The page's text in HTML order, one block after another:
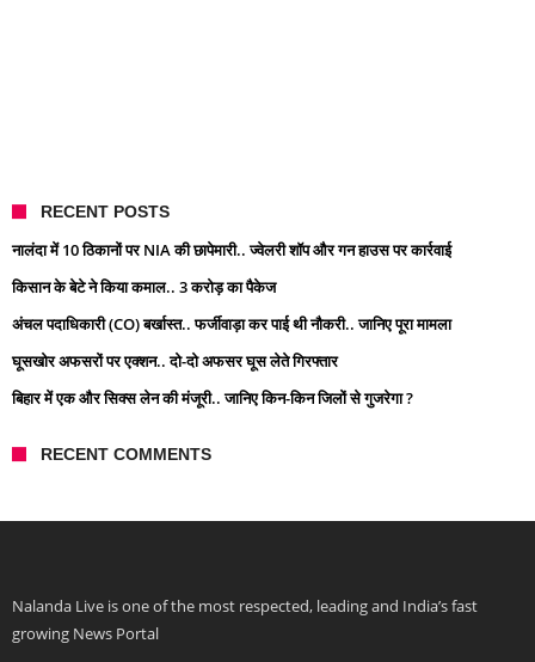
RECENT POSTS
नालंदा में 10 ठिकानों पर NIA की छापेमारी.. ज्वेलरी शॉप और गन हाउस पर कार्रवाई
किसान के बेटे ने किया कमाल.. 3 करोड़ का पैकेज
अंचल पदाधिकारी (CO) बर्खास्त.. फर्जीवाड़ा कर पाई थी नौकरी.. जानिए पूरा मामला
घूसखोर अफसरों पर एक्शन.. दो-दो अफसर घूस लेते गिरफ्तार
बिहार में एक और सिक्स लेन की मंजूरी.. जानिए किन-किन जिलों से गुजरेगा ?
RECENT COMMENTS
Nalanda Live is one of the most respected, leading and India’s fast
growing News Portal